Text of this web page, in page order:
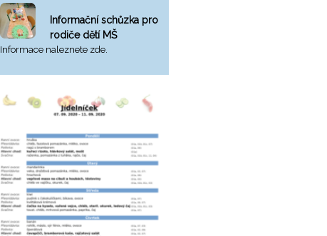
Informační schůzka pro
rodiče dětí MŠ
Informace naleznete zde.